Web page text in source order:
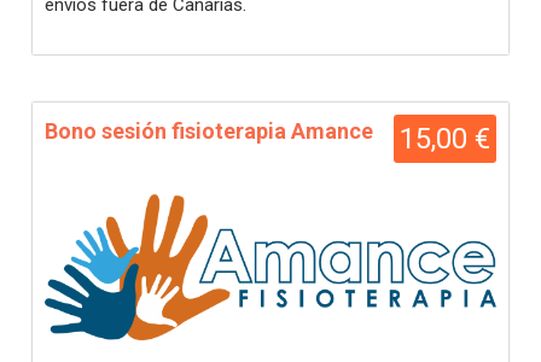
envíos fuera de Canarias.
15,00 €
Bono sesión fisioterapia Amance